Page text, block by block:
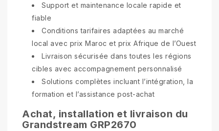
Support et maintenance locale rapide et
fiable
Conditions tarifaires adaptées au marché
local avec prix Maroc et prix Afrique de l’Ouest
Livraison sécurisée dans toutes les régions
cibles avec accompagnement personnalisé
Solutions complètes incluant l’intégration, la
formation et l’assistance post-achat
Achat, installation et livraison du
Grandstream GRP2670